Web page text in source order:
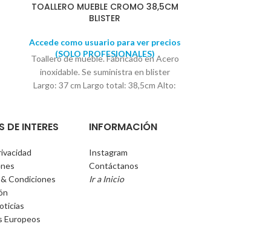
TOALLERO MUEBLE CROMO 38,5CM
BLISTER
Accede como usuario para ver precios
(SOLO PROFESIONALES)
Toallero de mueble. Fabricado en Acero
inoxidable. Se suministra en blister
Largo: 37 cm Largo total: 38,5cm Alto:
DE INTERES
Condiciones
Europeos
INFORMACIÓN
Instagram
Contáctanos
Ir a Inicio